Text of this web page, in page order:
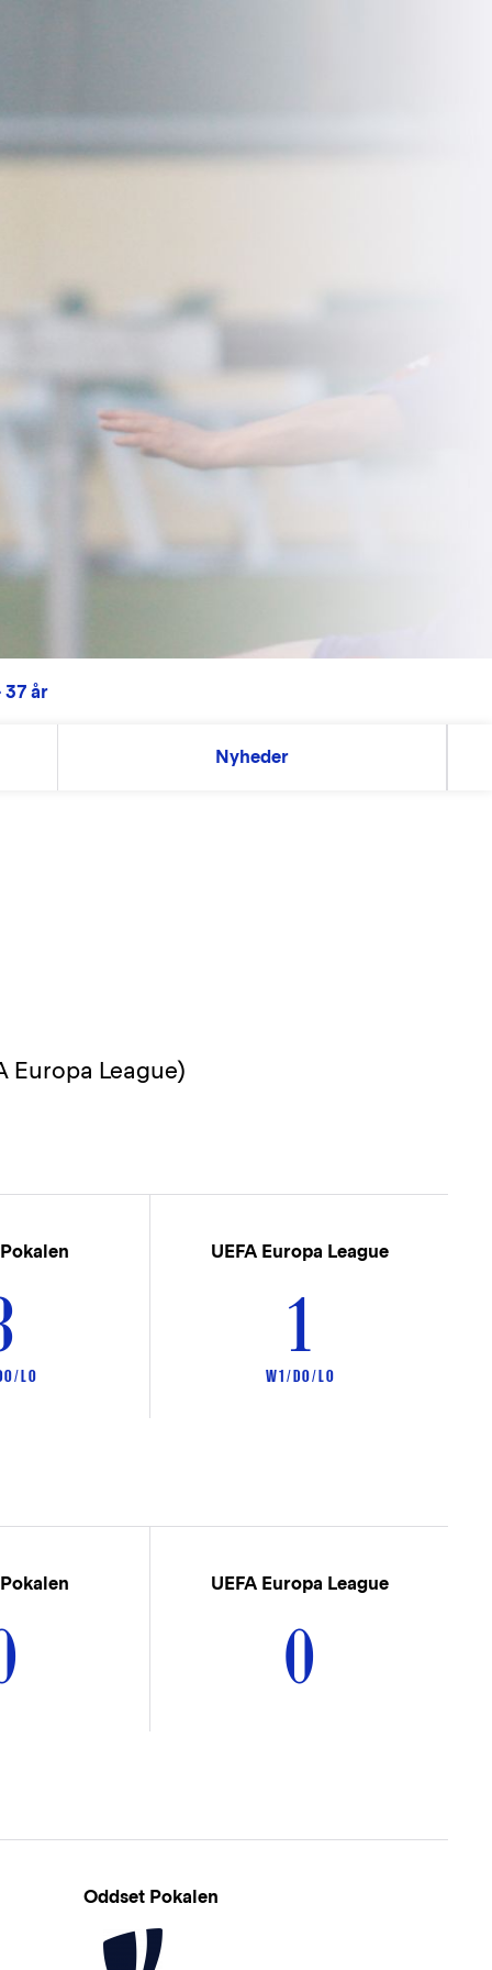
37 år
Nyheder
Europa League)
0 / L 0
UEFA Europa League
1
W 1 / D 0 / L 0
UEFA Europa League
0
Oddset Pokalen